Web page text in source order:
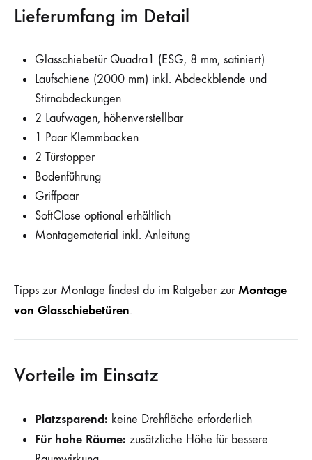
Lieferumfang im Detail
Glasschiebetür Quadra1 (ESG, 8 mm, satiniert)
Laufschiene (2000 mm) inkl. Abdeckblende und
Stirnabdeckungen
2 Laufwagen, höhenverstellbar
1 Paar Klemmbacken
2 Türstopper
Bodenführung
Griffpaar
SoftClose optional erhältlich
Montagematerial inkl. Anleitung
Tipps zur Montage findest du im Ratgeber zurMontage
von Glasschiebetüren.
Vorteile im Einsatz
Platzsparend: keine Drehfläche erforderlich
Für hohe Räume: zusätzliche Höhe für bessere